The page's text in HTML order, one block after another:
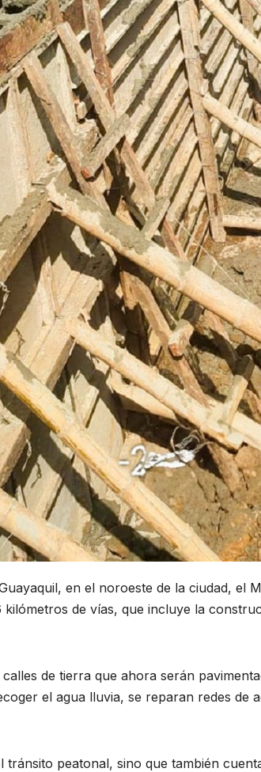
en el noroeste de la ciudad, el
kilómetros de vías, que incluye la
de tierra que ahora serán
el agua lluvia, se reparan redes
peatonal, sino que también